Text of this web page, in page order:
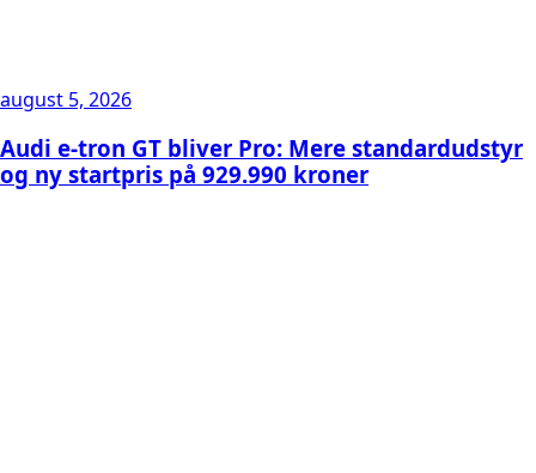
august 5, 2026
Audi e-tron GT bliver Pro: Mere standardudstyr
og ny startpris på 929.990 kroner